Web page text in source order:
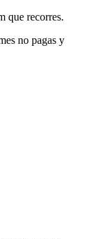
que recorres.
no pagas y